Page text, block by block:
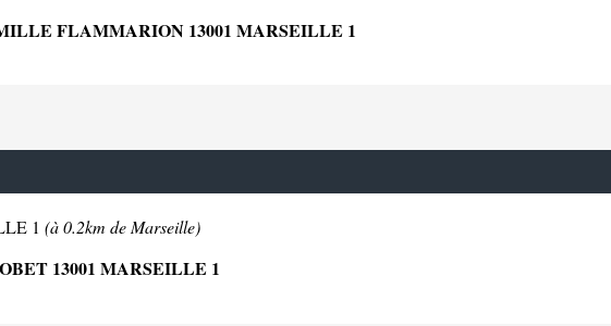
FLAMMARION 13001 MARSEILLE 1
1 (à 0.2km de Marseille)
13001 MARSEILLE 1